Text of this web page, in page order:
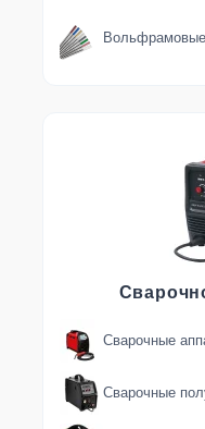
Сварочные
Сварочные